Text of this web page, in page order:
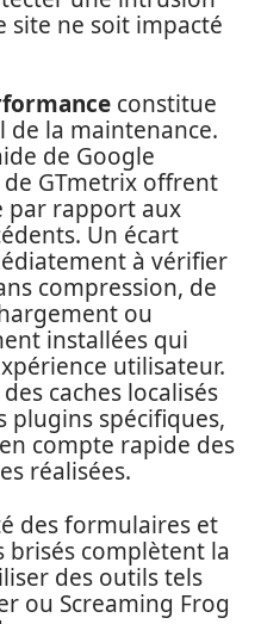
site ne soit impacté
constitue
de la maintenance.
de Google
GTmetrix offrent
par rapport aux
Un écart
à vérifier
compression, de
ou
installées qui
utilisateur.
caches localisés
plugins spécifiques,
compte rapide des
réalisées.
des formulaires et
brisés complètent la
des outils tels
ou Screaming Frog